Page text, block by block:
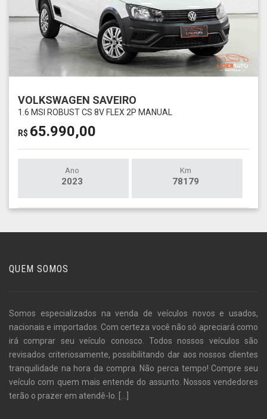
VOLKSWAGEN SAVEIRO
1.6 MSI ROBUST CS 8V FLEX 2P MANUAL
R$ 65.990,00
Ano
2023
Km
78179
QUEM SOMOS
Somos especializados na venda de veículos novos e usados,
nacionais e importados. Com certeza você não só apreciará como
irá comprar seu veículo conosco. Todos nossos veículos são
revisados criteriosamente, possibilitando dar aos nossos clientes
tranquilidade na hora da compra. Não perca tempo! Compre seu
veículo com quem mais entende do assunto. Nossos vendedores
terão o prazer em atendê-lo.